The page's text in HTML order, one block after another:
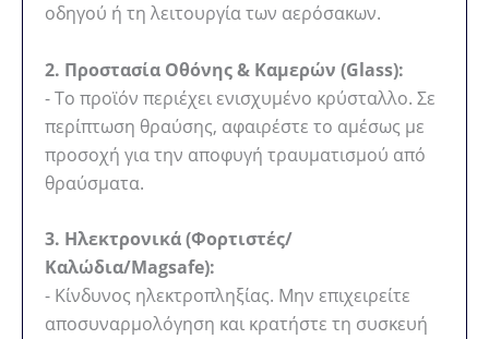
οδηγού ή τη λειτουργία των αερόσακων.
2. Προστασία Οθόνης & Καμερών (Glass):
- Το προϊόν περιέχει ενισχυμένο κρύσταλλο. Σε
περίπτωση θραύσης, αφαιρέστε το αμέσως με
προσοχή για την αποφυγή τραυματισμού από
θραύσματα.
3. Ηλεκτρονικά (Φορτιστές/
Καλώδια/Magsafe):
- Κίνδυνος ηλεκτροπληξίας. Μην επιχειρείτε
αποσυναρμολόγηση και κρατήστε τη συσκευή